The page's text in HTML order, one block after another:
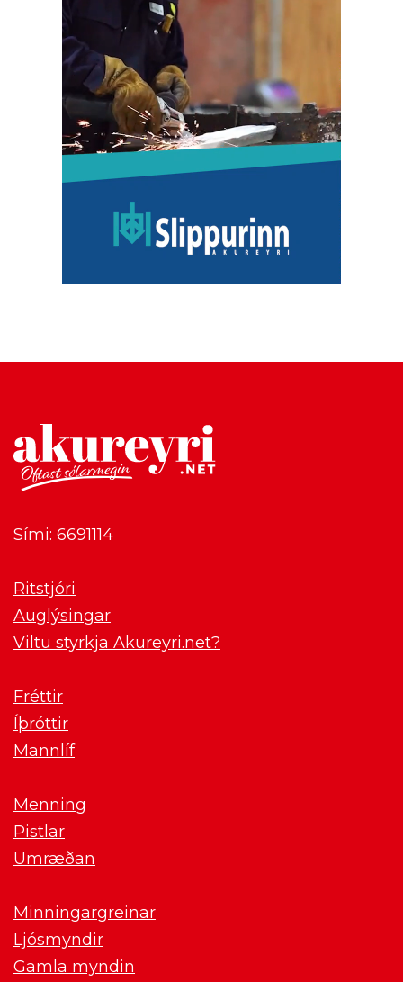
Sími: 6691114
Ritstjóri
Auglýsingar
Viltu styrkja Akureyri.net?
Fréttir
Íþróttir
Mannlíf
Menning
Pistlar
Umræðan
Minningargreinar
Ljósmyndir
Gamla myndin